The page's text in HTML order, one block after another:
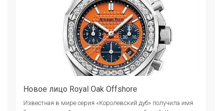
Новое лицо Royal Oak Offshore
Известная в мире серия «Королевский дуб» получила имя